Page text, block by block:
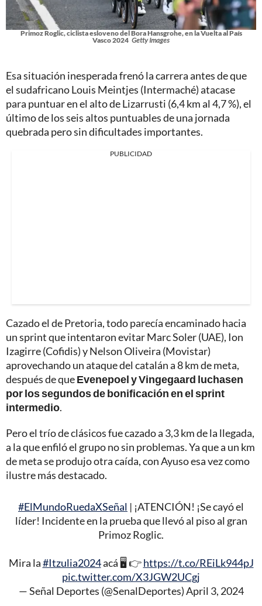
Primoz Roglic, ciclista esloveno del Bora Hansgrohe, en la Vuelta al País
Vasco 2024 Getty Images
Esa situación inesperada frenó la carrera antes de que
el sudafricano Louis Meintjes (Intermaché) atacase
para puntuar en el alto de Lizarrusti (6,4 km al 4,7 %), el
último de los seis altos puntuables de una jornada
quebrada pero sin dificultades importantes.
PUBLICIDAD
Cazado el de Pretoria, todo parecía encaminado hacia
un sprint que intentaron evitar Marc Soler (UAE), Ion
Izagirre (Cofidis) y Nelson Oliveira (Movistar)
aprovechando un ataque del catalán a 8 km de meta,
después de queEvenepoel y Vingegaard luchasen
por los segundos de bonificación en el sprint
intermedio.
Pero el trío de clásicos fue cazado a 3,3 km de la llegada,
a la que enfiló el grupo no sin problemas. Ya que a un km
de meta se produjo otra caída, con Ayuso esa vez como
ilustre más destacado.
#ElMundoRuedaXSeñal | ¡ATENCIÓN! ¡Se cayó el
líder! Incidente en la prueba que llevó al piso al gran
Primoz Roglic.
Mira la#Itzulia2024acá 🖥 👉https://t.co/REiLk944pJ
pic.twitter.com/X3JGW2UCgj
— Señal Deportes (@SenalDeportes)April 3, 2024